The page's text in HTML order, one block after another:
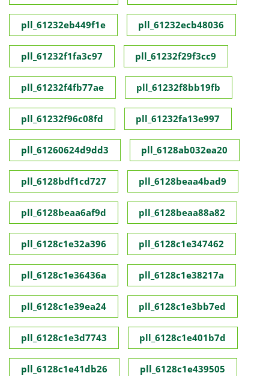
pll_61232eb449f1e pll_61232ecb48036
pll_61232f1fa3c97 pll_61232f29f3cc9
pll_61232f4fb77ae pll_61232f8bb19fb
pll_61232f96c08fd pll_61232fa13e997
pll_61260624d9dd3 pll_6128ab032ea20
pll_6128bdf1cd727 pll_6128beaa4bad9
pll_6128beaa6af9d pll_6128beaa88a82
pll_6128c1e32a396 pll_6128c1e347462
pll_6128c1e36436a pll_6128c1e38217a
pll_6128c1e39ea24 pll_6128c1e3bb7ed
pll_6128c1e3d7743 pll_6128c1e401b7d
pll_6128c1e41db26 pll_6128c1e439505